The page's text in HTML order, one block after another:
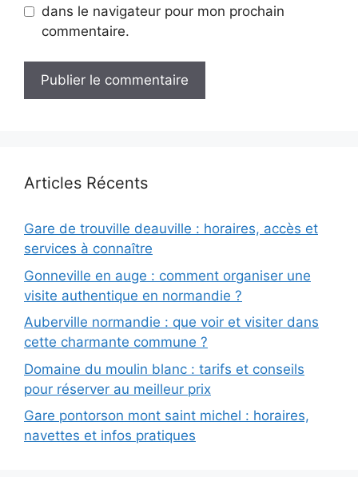
dans le navigateur pour mon prochain
commentaire.
Articles Récents
Gare de trouville deauville : horaires, accès et
services à connaître
Gonneville en auge : comment organiser une
visite authentique en normandie ?
Auberville normandie : que voir et visiter dans
cette charmante commune ?
Domaine du moulin blanc : tarifs et conseils
pour réserver au meilleur prix
Gare pontorson mont saint michel : horaires,
navettes et infos pratiques